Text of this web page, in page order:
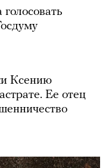
Ксению
Ее отец